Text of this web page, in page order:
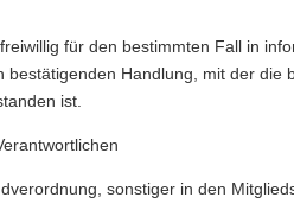
für den bestimmten Fall in
Handlung, mit der
ist.
sonstiger in den